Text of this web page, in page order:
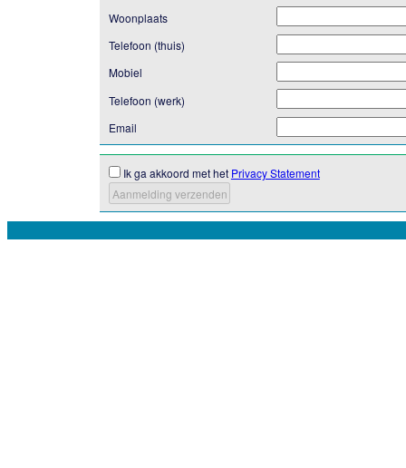
Woonplaats
Telefoon (thuis)
Mobiel
Telefoon (werk)
Email
Ik ga akkoord met het Privacy Statement